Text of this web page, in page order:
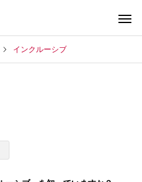
全力禁止のススメ
インクルーシブ